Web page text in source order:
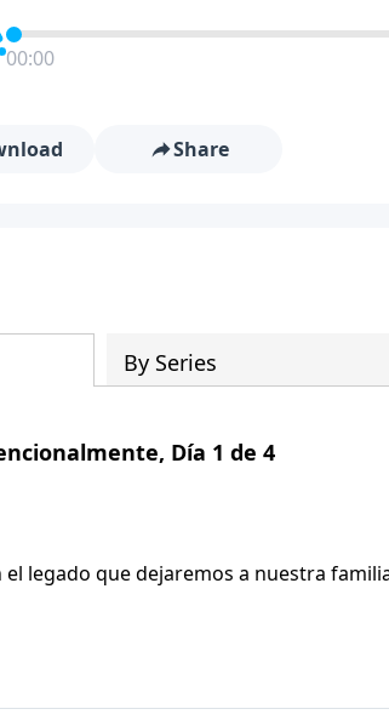
00:00
Share
By Series
Día 1 de 4
legado que dejaremos a nuestra
de nuestra vida en las que